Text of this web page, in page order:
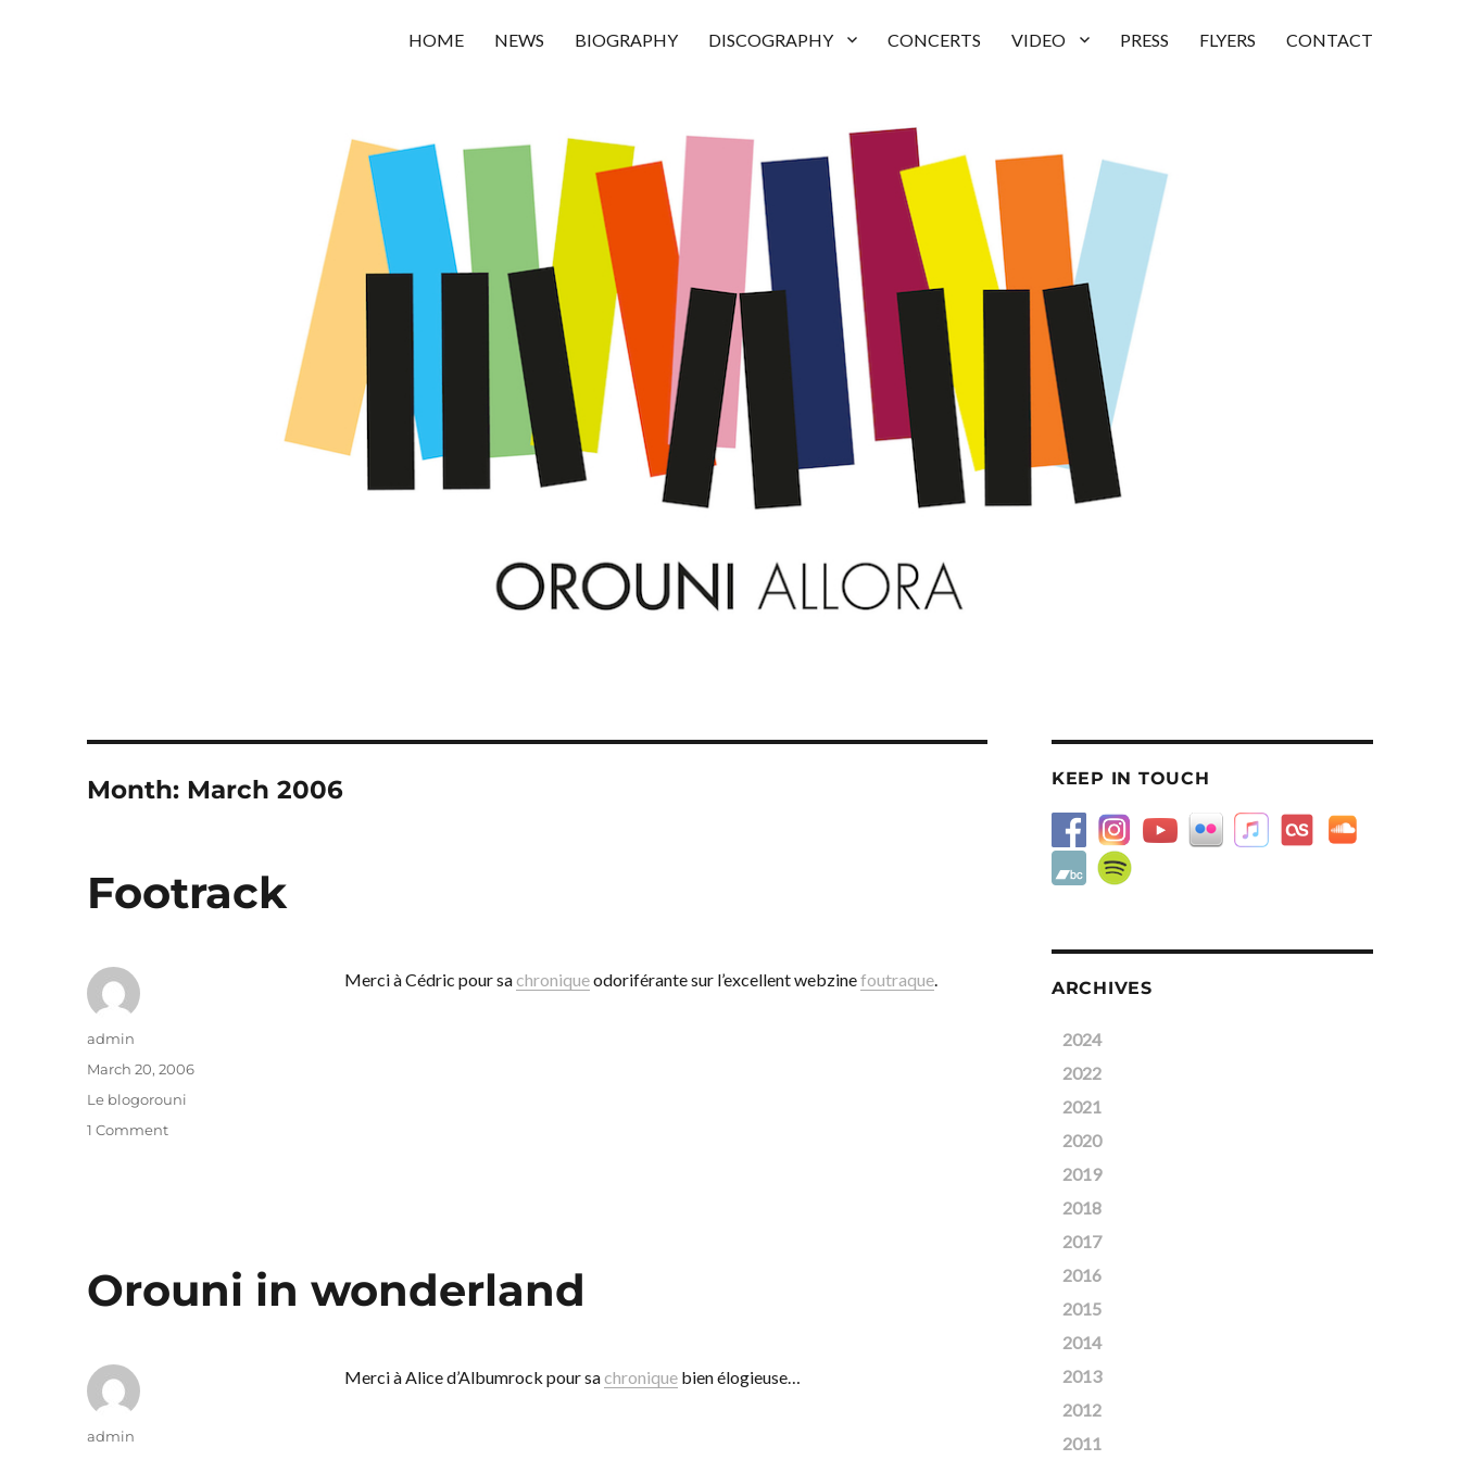
HOME NEWS BIOGRAPHY DISCOGRAPHY CONCERTS VIDEO PRESS FLYERS CONTACT
Month: March 2006
Footrack
Merci à Cédric pour sachroniqueodoriférante sur l’excellent webzinefoutraque.
Author
admin
Posted
on
March 20, 2006
Categories
Le blogorouni
1 Commenton
Orouni in wonderland
Merci à Alice d’Albumrock pour sachroniquebien élogieuse…
Author
admin
KEEP IN TOUCH
ARCHIVES
2024
2022
2021
2020
2019
2018
2017
2016
2015
2014
2013
2012
2011